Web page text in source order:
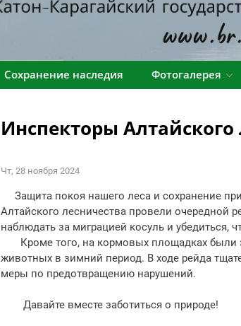
Сохранение наследия Фотогалерея
Инспекторы
Чт, 28 ноября 2024
Защита покоя нашего леса и сохранение
Алтайского лесничества провели очередной
наблюдать за миграцией косуль и убедиться,
Кроме того, на кормовых площадках были
животных в зимний период. В ходе рейда
меры по предотвращению нарушений.
Давайте вместе заботиться о природе!